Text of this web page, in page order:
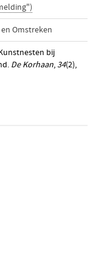
Omstreken
bij
De Korhaan, 34(2),